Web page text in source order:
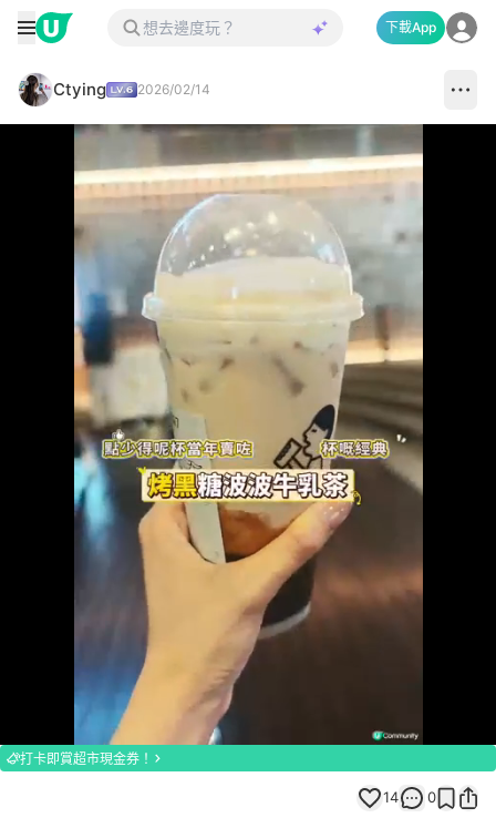
下載App
Ctying 2026/02/14
100.00%
打卡即賞超市現金券！
14 0